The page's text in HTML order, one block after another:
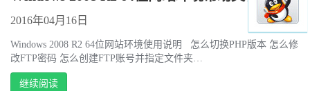
2016年04月16日
Windows 2008 R2 64位网站环境使用说明 怎么切换PHP版本 怎么修
改FTP密码 怎么创建FTP账号并指定文件夹…
继续阅读